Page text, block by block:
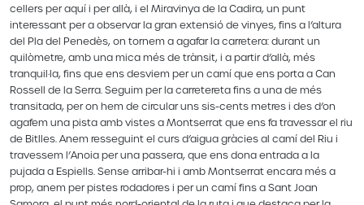
cellers per aquí i per allà, i el Miravinya de la Cadira, un punt
interessant per a observar la gran extensió de vinyes, fins a l’altura
del Pla del Penedès, on tornem a agafar la carretera: durant un
quilòmetre, amb una mica més de trànsit, i a partir d’allà, més
tranquil·la, fins que ens desviem per un camí que ens porta a Can
Rossell de la Serra. Seguim per la carretereta fins a una de més
transitada, per on hem de circular uns sis-cents metres i des d’on
agafem una pista amb vistes a Montserrat que ens fa travessar el riu
de Bitlles. Anem resseguint el curs d’aigua gràcies al camí del Riu i
travessem l’Anoia per una passera, que ens dona entrada a la
pujada a Espiells. Sense arribar-hi i amb Montserrat encara més a
prop, anem per pistes rodadores i per un camí fins a Sant Joan